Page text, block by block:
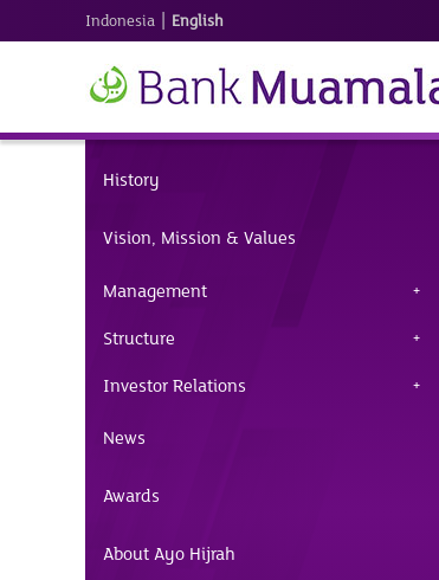
Indonesia | English
History
Vision, Mission & Values
Management
Structure
Investor Relations
News
Awards
About Ayo Hijrah